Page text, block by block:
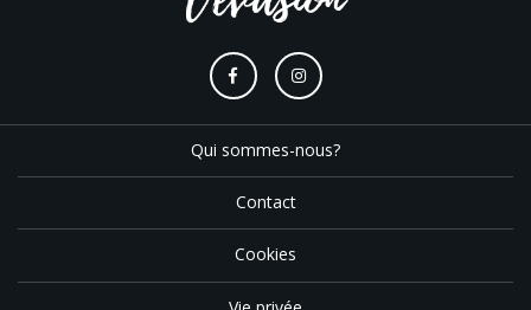
Qui sommes-nous?
Contact
Cookies